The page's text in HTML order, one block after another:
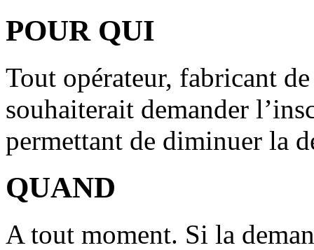
POUR QUI
Tout opérateur, fabricant
souhaiterait demander
permettant de diminuer la
QUAND
A tout moment. Si la